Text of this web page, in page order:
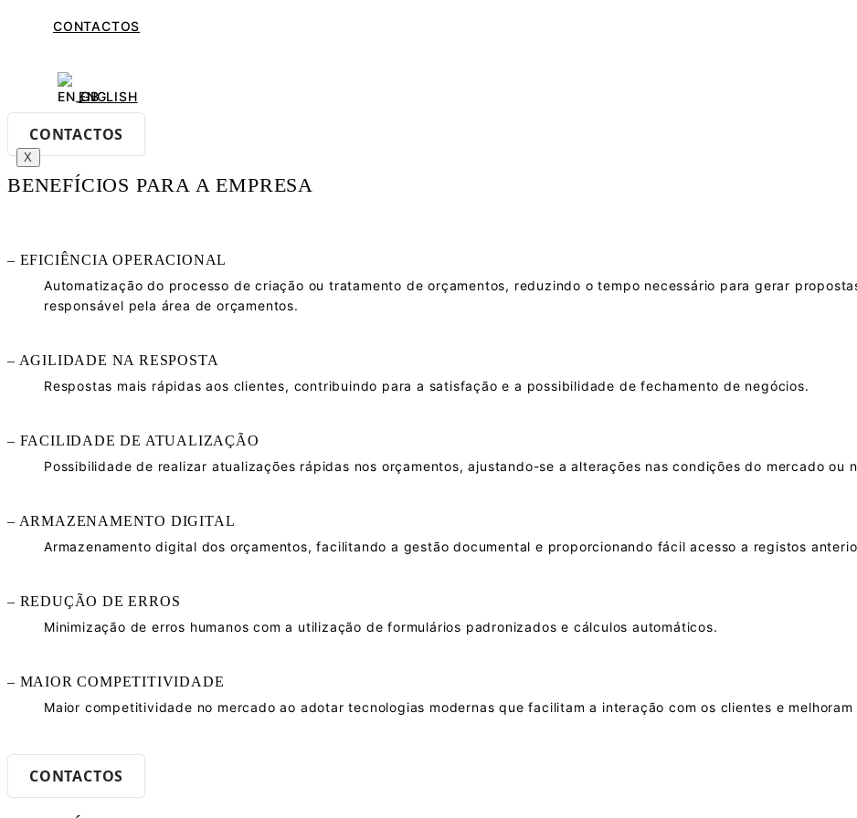
CONTACTOS
ENGLISH
X
CONTACTOS
BENEFÍCIOS PARA A EMPRESA
– EFICIÊNCIA OPERACIONAL
Automatização do processo de criação ou tratamento de orçamentos, reduzindo o tempo necessário para gerar
responsável pela área de orçamentos.
– AGILIDADE NA RESPOSTA
Respostas mais rápidas aos clientes, contribuindo para a satisfação e a possibilidade de fechamento de negócios.
– FACILIDADE DE ATUALIZAÇÃO
Possibilidade de realizar atualizações rápidas nos orçamentos, ajustando-se a alterações nas condições do mercado ou
– ARMAZENAMENTO DIGITAL
Armazenamento digital dos orçamentos, facilitando a gestão documental e proporcionando fácil acesso a registos
– REDUÇÃO DE ERROS
Minimização de erros humanos com a utilização de formulários padronizados e cálculos automáticos.
– MAIOR COMPETITIVIDADE
Maior competitividade no mercado ao adotar tecnologias modernas que facilitam a interação com os clientes e
CONTACTOS